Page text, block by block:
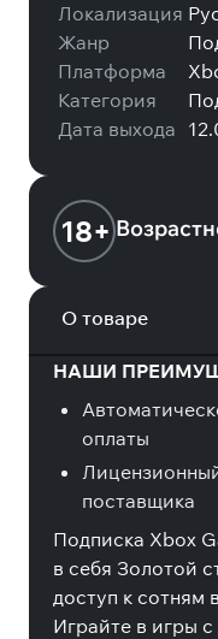
Локализация
Жанр
Платформа
Категория
Дата выхода
18+
О товаре
НАШИ
оплаты
поставщика
Подписка Xbox
в себя Золотой
доступ к сотням
Играйте в игры